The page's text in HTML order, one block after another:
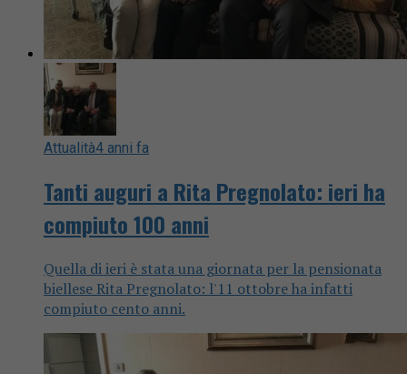
Attualità4 anni fa
Tanti auguri a Rita Pregnolato: ieri ha
compiuto 100 anni
Quella di ieri è stata una giornata per la pensionata
biellese Rita Pregnolato: l'11 ottobre ha infatti
compiuto cento anni.